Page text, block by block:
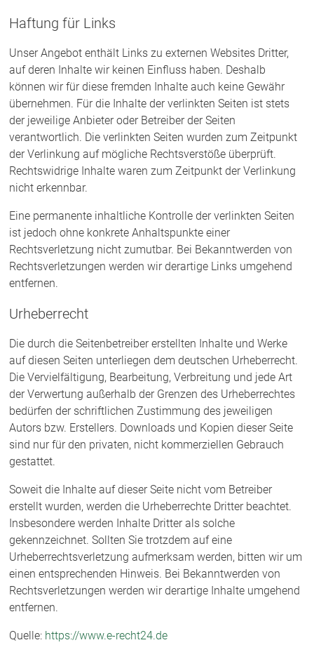
Haftung für Links
Unser Angebot enthält Links zu externen Websites Dritter,
auf deren Inhalte wir keinen Einfluss haben. Deshalb
können wir für diese fremden Inhalte auch keine Gewähr
übernehmen. Für die Inhalte der verlinkten Seiten ist stets
der jeweilige Anbieter oder Betreiber der Seiten
verantwortlich. Die verlinkten Seiten wurden zum Zeitpunkt
der Verlinkung auf mögliche Rechtsverstöße überprüft.
Rechtswidrige Inhalte waren zum Zeitpunkt der Verlinkung
nicht erkennbar.
Eine permanente inhaltliche Kontrolle der verlinkten Seiten
ist jedoch ohne konkrete Anhaltspunkte einer
Rechtsverletzung nicht zumutbar. Bei Bekanntwerden von
Rechtsverletzungen werden wir derartige Links umgehend
entfernen.
Urheberrecht
Die durch die Seitenbetreiber erstellten Inhalte und Werke
auf diesen Seiten unterliegen dem deutschen Urheberrecht.
Die Vervielfältigung, Bearbeitung, Verbreitung und jede Art
der Verwertung außerhalb der Grenzen des Urheberrechtes
bedürfen der schriftlichen Zustimmung des jeweiligen
Autors bzw. Erstellers. Downloads und Kopien dieser Seite
sind nur für den privaten, nicht kommerziellen Gebrauch
gestattet.
Soweit die Inhalte auf dieser Seite nicht vom Betreiber
erstellt wurden, werden die Urheberrechte Dritter beachtet.
Insbesondere werden Inhalte Dritter als solche
gekennzeichnet. Sollten Sie trotzdem auf eine
Urheberrechtsverletzung aufmerksam werden, bitten wir um
einen entsprechenden Hinweis. Bei Bekanntwerden von
Rechtsverletzungen werden wir derartige Inhalte umgehend
entfernen.
Quelle: https://www.e-recht24.de